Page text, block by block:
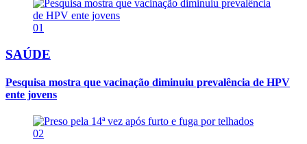
01
SAÚDE
Pesquisa mostra que vacinação diminuiu prevalência de HPV
ente jovens
02